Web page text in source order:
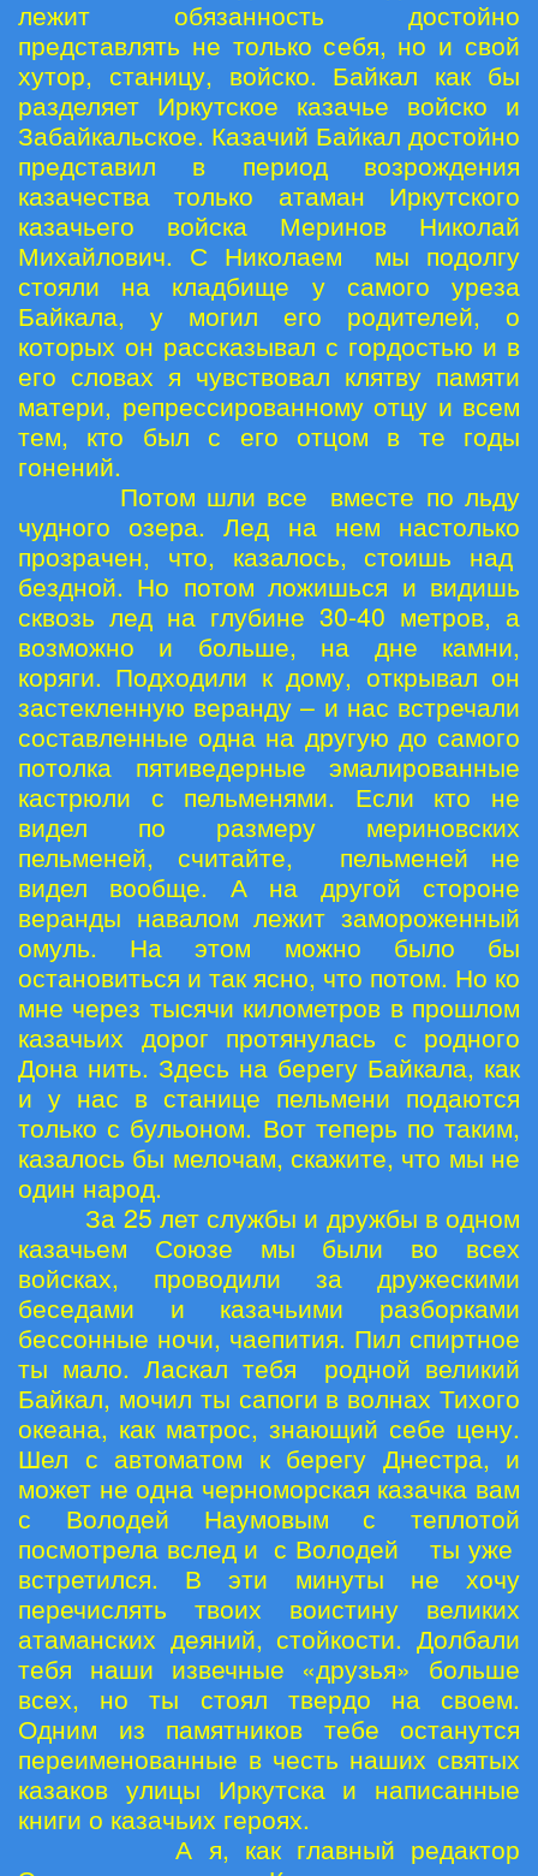
лежит обязанность достойно
представлять не только себя, но и свой
хутор, станицу, войско. Байкал как бы
разделяет Иркутское казачье войско и
Забайкальское. Казачий Байкал достойно
представил в период возрождения
казачества только атаман Иркутского
казачьего войска Меринов Николай
Михайлович. С Николаем мы подолгу
стояли на кладбище у самого уреза
Байкала, у могил его родителей, о
которых он рассказывал с гордостью и в
его словах я чувствовал клятву памяти
матери, репрессированному отцу и всем
тем, кто был с его отцом в те годы
гонений.
Потом шли все вместе по льду
чудного озера. Лед на нем настолько
прозрачен, что, казалось, стоишь над
бездной. Но потом ложишься и видишь
сквозь лед на глубине 30-40 метров, а
возможно и больше, на дне камни,
коряги. Подходили к дому, открывал он
застекленную веранду – и нас встречали
составленные одна на другую до самого
потолка пятиведерные эмалированные
кастрюли с пельменями. Если кто не
видел по размеру мериновских
пельменей, считайте, пельменей не
видел вообще. А на другой стороне
веранды навалом лежит замороженный
омуль. На этом можно было бы
остановиться и так ясно, что потом. Но ко
мне через тысячи километров в прошлом
казачьих дорог протянулась с родного
Дона нить. Здесь на берегу Байкала, как
и у нас в станице пельмени подаются
только с бульоном. Вот теперь по таким,
казалось бы мелочам, скажите, что мы не
один народ.
За 25 лет службы и дружбы в одном
казачьем Союзе мы были во всех
войсках, проводили за дружескими
беседами и казачьими разборками
бессонные ночи, чаепития. Пил спиртное
ты мало. Ласкал тебя родной великий
Байкал, мочил ты сапоги в волнах Тихого
океана, как матрос, знающий себе цену.
Шел с автоматом к берегу Днестра, и
может не одна черноморская казачка вам
с Володей Наумовым с теплотой
посмотрела вслед и с Володей ты уже
встретился. В эти минуты не хочу
перечислять твоих воистину великих
атаманских деяний, стойкости. Долбали
тебя наши извечные «друзья» больше
всех, но ты стоял твердо на своем.
Одним из памятников тебе останутся
переименованные в честь наших святых
казаков улицы Иркутска и написанные
книги о казачьих героях.
А я, как главный редактор